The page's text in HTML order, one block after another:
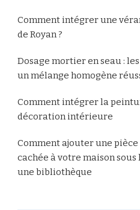
Comment intégrer une
de Royan ?
Dosage mortier en seau :
un mélange homogène
Comment intégrer la
décoration intérieure
Comment ajouter une
cachée à votre maison
une bibliothèque